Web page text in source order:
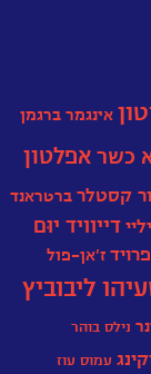
אינגמר ברגמן
כשר אפלטון
קסטלר ברטראנד
דייוויד יוּם
ז’אן-פול
ליבוביץ
נילס בוהר
עמוס עוז